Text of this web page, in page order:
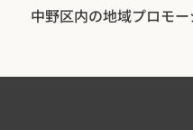
中野区内の地域プロモ